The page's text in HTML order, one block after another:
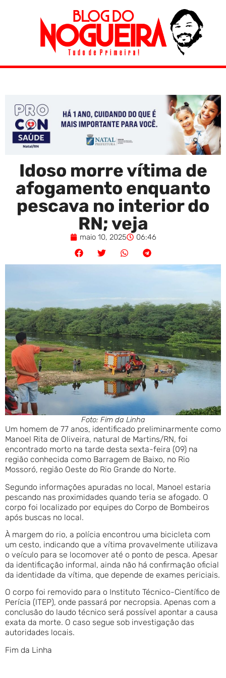
Idoso morre vítima de
afogamento enquanto
pescava no interior do
RN; veja
maio 10, 2025 06:46
Foto: Fim da Linha
Um homem de 77 anos, identificado preliminarmente como
Manoel Rita de Oliveira, natural de Martins/RN, foi
encontrado morto na tarde desta sexta-feira (09) na
região conhecida como Barragem de Baixo, no Rio
Mossoró, região Oeste do Rio Grande do Norte.
Segundo informações apuradas no local, Manoel estaria
pescando nas proximidades quando teria se afogado. O
corpo foi localizado por equipes do Corpo de Bombeiros
após buscas no local.
À margem do rio, a polícia encontrou uma bicicleta com
um cesto, indicando que a vítima provavelmente utilizava
o veículo para se locomover até o ponto de pesca. Apesar
da identificação informal, ainda não há confirmação oficial
da identidade da vítima, que depende de exames periciais.
O corpo foi removido para o Instituto Técnico-Científico de
Perícia (ITEP), onde passará por necropsia. Apenas com a
conclusão do laudo técnico será possível apontar a causa
exata da morte. O caso segue sob investigação das
autoridades locais.
Fim da Linha